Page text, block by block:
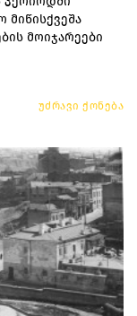
მოიჯარეები
უძრავი ქონება